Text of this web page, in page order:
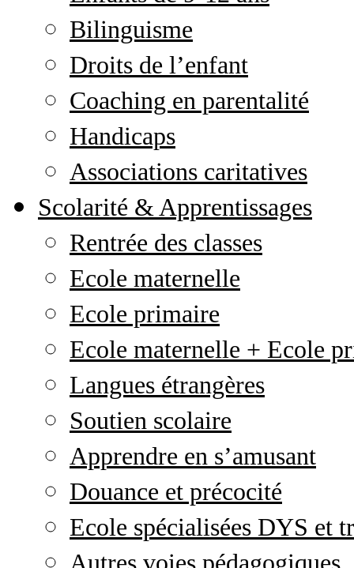
Bilinguisme
Droits de l’enfant
Coaching en parentalité
Handicaps
Associations caritatives
Scolarité & Apprentissages
Rentrée des classes
Ecole maternelle
Ecole primaire
Ecole maternelle + Ecole
Langues étrangères
Soutien scolaire
Apprendre en s’amusant
Douance et précocité
Ecole spécialisées DYS et